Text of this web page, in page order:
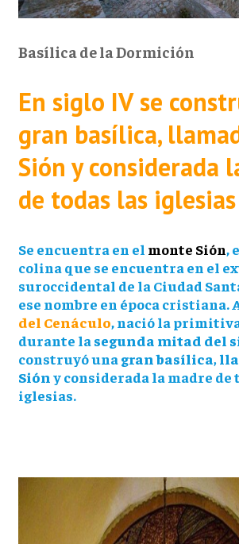
Basílica de la Dormición
En siglo IVse
gran basílica,
Sióny considerada
de todas las iglesias
Se encuentra en el monte Sión,
colina que se encuentra en el
suroccidental de la Ciudad
ese nombre en época cristiana.
del Cenáculo, nació la
durante la segunda mitad del
construyó una gran basílica,
Sión y considerada la madre de
iglesias.